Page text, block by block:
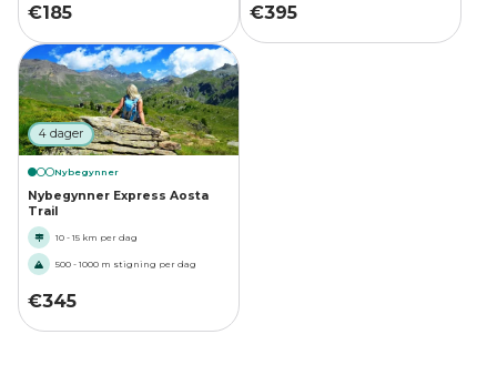
€185 €395
4 dager
Nybegynner
Nybegynner Express Aosta
Trail
10 - 15 km per dag
500 - 1000 m stigning per dag
€345